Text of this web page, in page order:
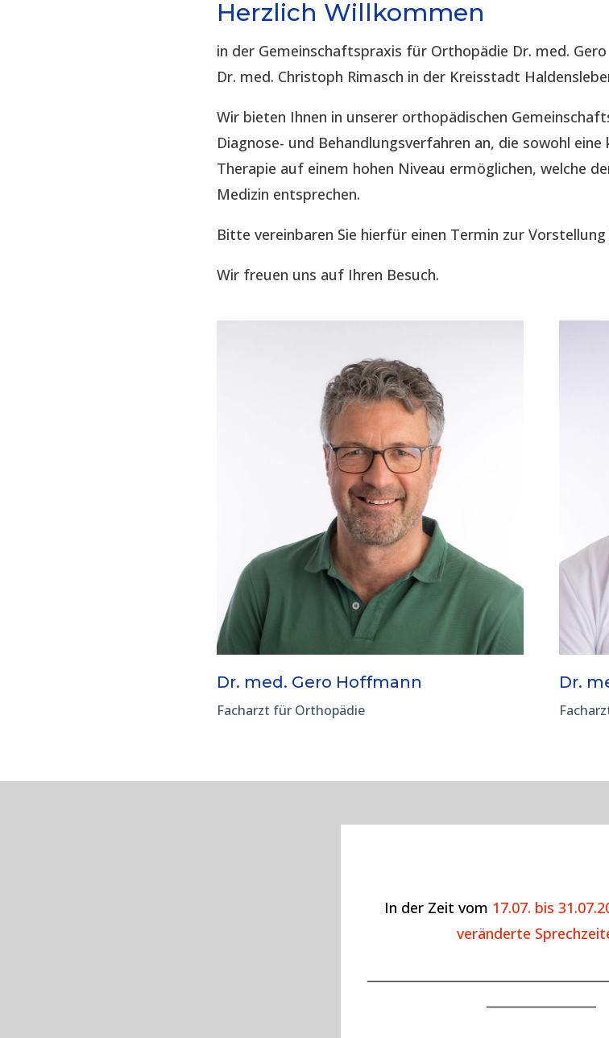
Herzlich Willkommen
in der Gemeinschaftspraxis für Orthopädie Dr. med.
Dr. med. Christoph Rimasch in der Kreisstadt
Wir bieten Ihnen in unserer orthopädischen
Diagnose- und Behandlungsverfahren an, die sowohl
Therapie auf einem hohen Niveau ermöglichen, welche
Medizin entsprechen.
Bitte vereinbaren Sie hierfür einen Termin zur Vorstellung
Wir freuen uns auf Ihren Besuch.
Dr. med. Gero Hoffmann
Facharzt für Orthopädie
Dr.
In der Zeit vom 17.07. bis
veränderte